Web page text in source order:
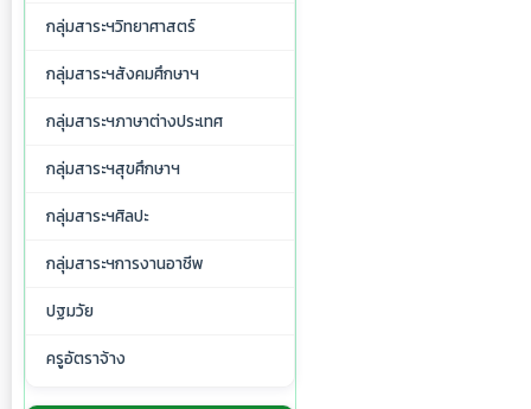
กลุ่มสาระฯวิทยาศาสตร์
กลุ่มสาระฯสังคมศึกษาฯ
กลุ่มสาระฯภาษาต่างประเทศ
กลุ่มสาระฯสุขศึกษาฯ
กลุ่มสาระฯศิลปะ
กลุ่มสาระฯการงานอาชีพ
ปฐมวัย
ครูอัตราจ้าง